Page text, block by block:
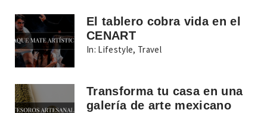
El tablero cobra vida en el
CENART
In: Lifestyle, Travel
Transforma tu casa en una
galería de arte mexicano